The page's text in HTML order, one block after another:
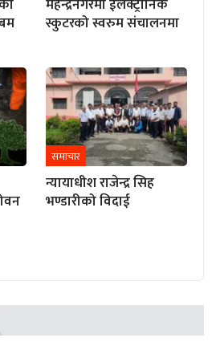
महेन्द्रनगरमा ईलेक्ट्रोनिक
स्कुटरको स्वरुम संचालनमा
समाचार
न्यायाधीश राजेन्द्र सिह
भण्डारीको विदाई